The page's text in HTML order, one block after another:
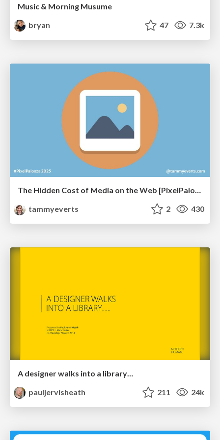
Music & Morning Musume
bryan
47 7.3k
The Hidden Cost of Media on the Web [PixelPalooza 2025]
tammyeverts
2 430
A designer walks into a library…
pauljervisheath
211 24k